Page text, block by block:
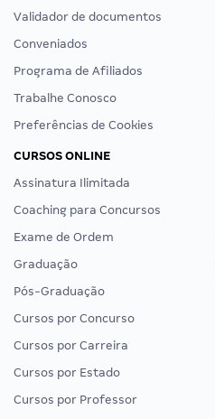
Validador de documentos
Conveniados
Programa de Afiliados
Trabalhe Conosco
Preferências de Cookies
CURSOS ONLINE
Assinatura Ilimitada
Coaching para Concursos
Exame de Ordem
Graduação
Pós-Graduação
Cursos por Concurso
Cursos por Carreira
Cursos por Estado
Cursos por Professor